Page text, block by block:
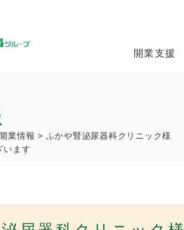
開業支援
開業情報 > ふかや腎泌尿器科クリニック様
います